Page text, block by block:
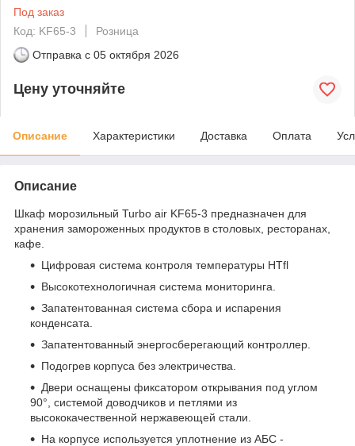
Под заказ
Код: KF65-3
Розница
Отправка с 05 октября 2026
Цену уточняйте
Описание Характеристики Доставка Оплата
Описание
Шкаф морозильный Turbo air KF65-3 предназначен для
хранения замороженных продуктов в столовых, ресторанах,
кафе.
Цифровая система контроля температуры HTfl
Высокотехнологичная система мониторинга.
Запатентованная система сбора и испарения
конденсата.
Запатентованный энергосберегающий контроллер.
Подогрев корпуса без электричества.
Двери оснащены фиксатором открывания под углом
90°, системой доводчиков и петлями из
высококачественной нержавеющей стали.
На корпусе используется уплотнение из АБС -